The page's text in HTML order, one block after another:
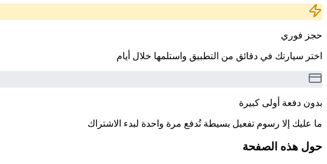
حجز فوري
اختر سيارتك في دقائق من التطبيق واستلمها خلال أيام
بدون دفعة أولى كبيرة
ما عليك إلا رسوم تفعيل بسيطة تُدفع مرة واحدة لبدء الاشتراك
حول هذه الصفحة